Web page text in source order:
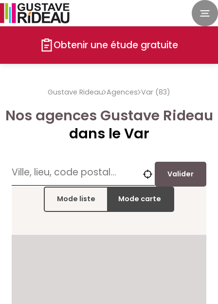
Obtenir une étude gratuite
Gustave Rideau Agences Var (83)
Nos agences Gustave Rideau
dans le Var
Valider
Mode liste Mode carte